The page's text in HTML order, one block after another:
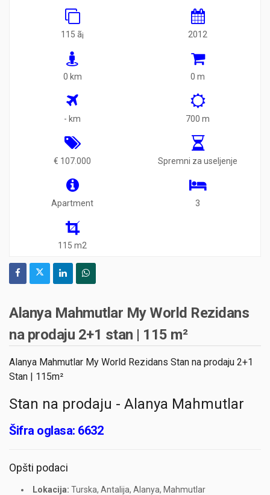
115 ã¡ 2012
0 km 0 m
- km 700 m
€ 107.000 Spremni za useljenje
Apartment 3
115 m2
Alanya Mahmutlar My World Rezidans
na prodaju 2+1 stan | 115 m²
Alanya Mahmutlar My World Rezidans Stan na prodaju 2+1
Stan | 115m²
Stan na prodaju - Alanya Mahmutlar
Šifra oglasa: 6632
Opšti podaci
Lokacija: Turska, Antalija, Alanya, Mahmutlar